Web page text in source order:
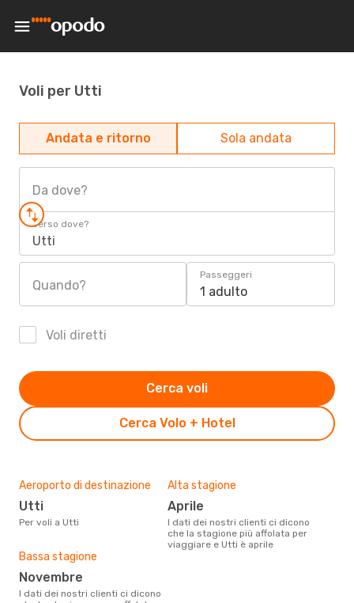
Voli per Utti
Andata e ritorno Sola andata
Da dove?
Verso dove?
Utti
Quando?
Passeggeri
1 adulto
Voli diretti
Cerca Volo + Hotel
Cerca voli
Aeroporto di destinazione
Utti
Per voli a Utti
Alta stagione
aprile
I dati dei nostri clienti ci dicono
che la stagione più affolata per
viaggiare e Utti è aprile
Bassa stagione
novembre
I dati dei nostri clienti ci dicono